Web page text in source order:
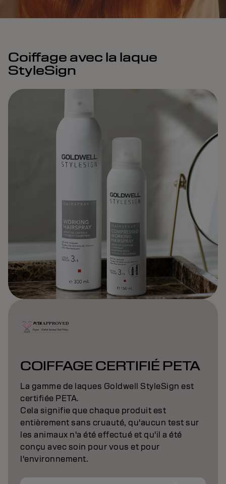
Coiffage avec la laque
StyleSign
COIFFAGE CERTIFIÉ PETA
La gamme de laques Goldwell StyleSign est
certifiée PETA.
Cela signifie que chaque produit est
entièrement sans cruauté, qu'aucun test sur
les animaux n'a été effectué et qu'il a été
conçu avec soin pour vous et pour
l'environnement.